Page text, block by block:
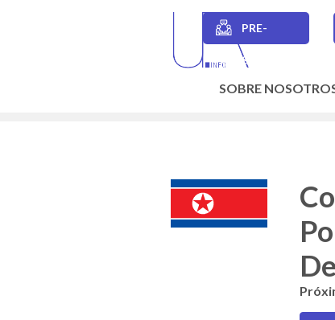
Secondary
navigation
PRE-
SESIONES
SOBRE